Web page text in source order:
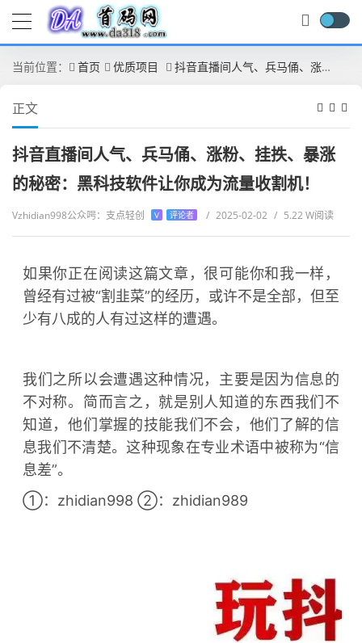
当前位置： 首页 优质项目 抖音直播间人气、兵马俑、涨粉、挂抶、暴涨的秘密：黑科技软件让你成为流量收割机！
正文
抖音直播间人气、兵马俑、涨粉、挂抶、暴涨
的秘密：黑科技软件让你成为流量收割机！
Vzhidian998公众呺：支点轻创 V 评论者 / 2025-02-02 / 5.22 W阅读
如果你正在阅读这篇文章，很可能你和我一样，
曾经有过被“割韭菜”的经历，或许不是全部，但至
少有八成的人有过这样的遭遇。
我们之所以会遭遇这种情况，主要是因为信息的
不对称。简而言之，就是别人知道的东西我们不
知道，他们掌握的技能我们不会，他们了解的信
息我们不清楚。这种现象在专业术语中被称为“信
息差”。
①：zhidian998 ②：zhidian989